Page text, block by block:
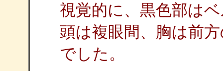
視覚的に、黒色部は
頭は複眼間、胸は前
でした。